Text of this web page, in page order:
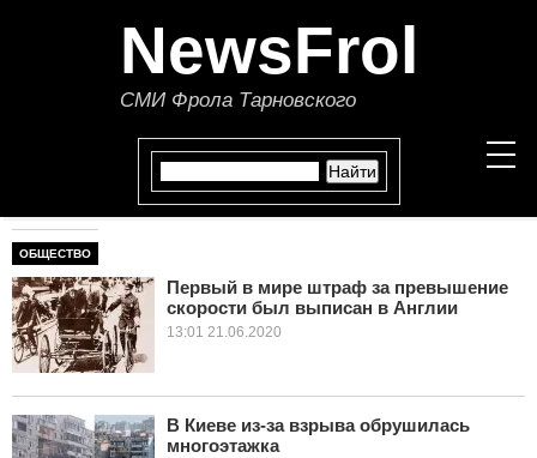
NewsFrol
СМИ Фрола Тарновского
СТАТЬИ
ЭКОНОМИКА
ОБЩЕСТВО
Первый в мире штраф за превышение
скорости был выписан в Англии
13:01 21.06.2020
В Киеве из-за взрыва обрушилась
многоэтажка